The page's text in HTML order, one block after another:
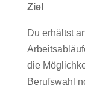
Ziel
Du erhältst
die
Berufswahl